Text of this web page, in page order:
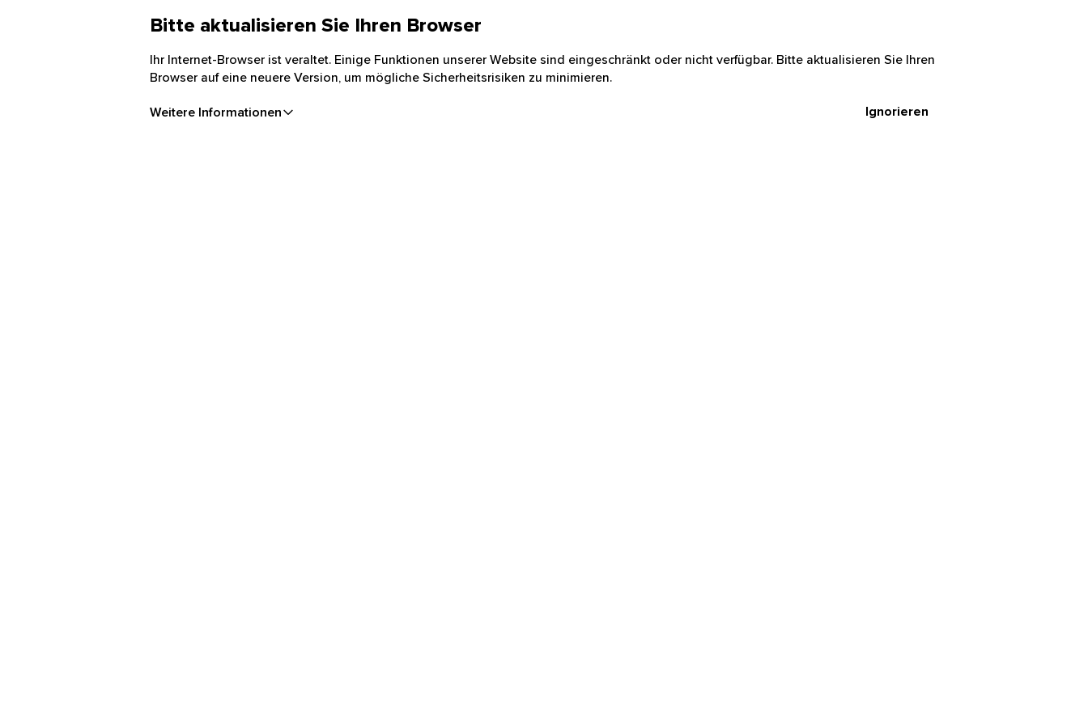
Bitte aktualisieren Sie Ihren Browser
Ihr Internet-Browser ist veraltet. Einige Funktionen unserer Website sind eingeschränkt oder nicht verfügbar. Bitte aktualisieren Sie Ihren
Browser auf eine neuere Version, um mögliche Sicherheitsrisiken zu minimieren.
Weitere Informationen Ignorieren